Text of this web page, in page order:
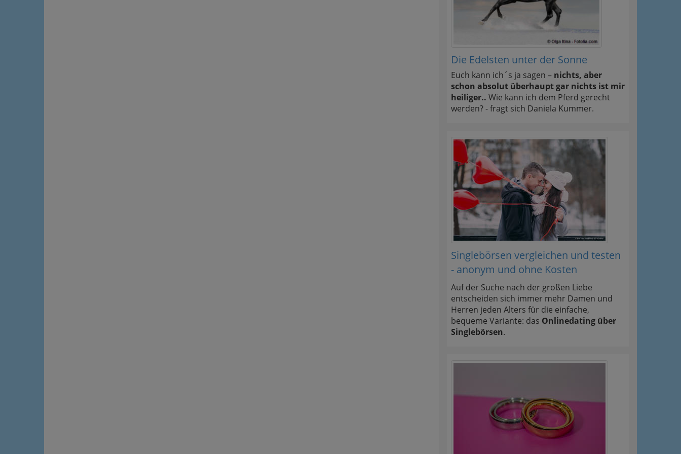
Die Edelsten unter der Sonne
Euch kann ich´s ja sagen – nichts, aber
schon absolut überhaupt gar nichts ist mir
heiliger.. Wie kann ich dem Pferd gerecht
werden? - fragt sich Daniela Kummer.
Singlebörsen vergleichen und testen
- anonym und ohne Kosten
Auf der Suche nach der großen Liebe
entscheiden sich immer mehr Damen und
Herren jeden Alters für die einfache,
bequeme Variante: das Onlinedating über
Singlebörsen.